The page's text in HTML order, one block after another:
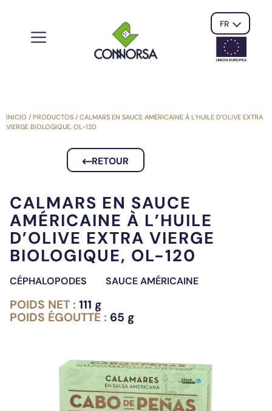
FR
UNIÓN EUROPEA
INICIO / PRODUCTOS / CALMARS EN SAUCE AMÉRICAINE À L’HUILE D’OLIVE EXTRA
VIERGE BIOLOGIQUE, OL-120
RETOUR
CALMARS EN SAUCE
AMÉRICAINE À L’HUILE
D’OLIVE EXTRA VIERGE
BIOLOGIQUE, OL-120
CÉPHALOPODES SAUCE AMÉRICAINE
POIDS NET : 111 g
POIDS ÉGOUTTÉ : 65 g